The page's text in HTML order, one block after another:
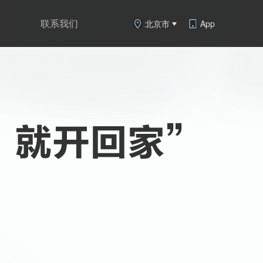
联系我们 北京市 App